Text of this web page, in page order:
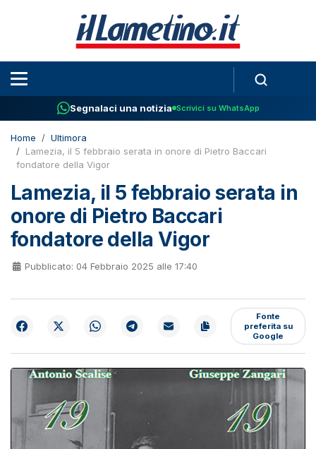
Segnalaci una notizia Scrivici su WhatsApp
Home
Ultimora
Lamezia, il 5 febbraio serata in onore di Pietro Baccari
fondatore della Vigor
Lamezia, il 5 febbraio serata in
onore di Pietro Baccari
fondatore della Vigor
Pubblicato: 04 Febbraio 2025 alle 17:40
Fonte
preferita su
Google